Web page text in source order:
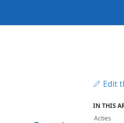
Edit
IN THIS
Acties